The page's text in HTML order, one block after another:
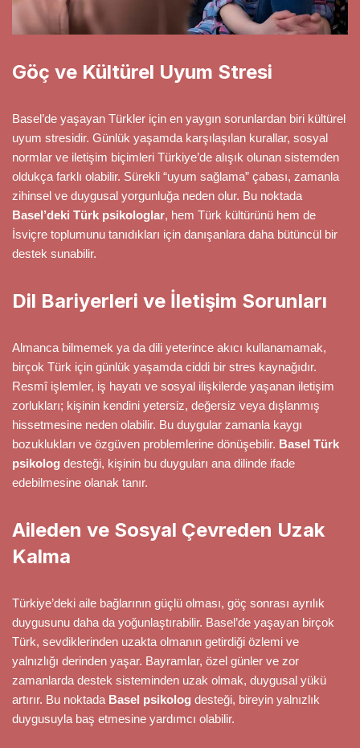
Göç ve Kültürel Uyum Stresi
Basel’de yaşayan Türkler için en yaygın sorunlardan biri kültürel
uyum stresidir. Günlük yaşamda karşılaşılan kurallar, sosyal
normlar ve iletişim biçimleri Türkiye’de alışık olunan sistemden
oldukça farklı olabilir. Sürekli “uyum sağlama” çabası, zamanla
zihinsel ve duygusal yorgunluğa neden olur. Bu noktada
Basel’deki Türk psikologlar, hem Türk kültürünü hem de
İsviçre toplumunu tanıdıkları için danışanlara daha bütüncül bir
destek sunabilir.
Dil Bariyerleri ve İletişim Sorunları
Almanca bilmemek ya da dili yeterince akıcı kullanamamak,
birçok Türk için günlük yaşamda ciddi bir stres kaynağıdır.
Resmî işlemler, iş hayatı ve sosyal ilişkilerde yaşanan iletişim
zorlukları; kişinin kendini yetersiz, değersiz veya dışlanmış
hissetmesine neden olabilir. Bu duygular zamanla kaygı
bozuklukları ve özgüven problemlerine dönüşebilir. Basel Türk
psikolog desteği, kişinin bu duyguları ana dilinde ifade
edebilmesine olanak tanır.
Aileden ve Sosyal Çevreden Uzak
Kalma
Türkiye’deki aile bağlarının güçlü olması, göç sonrası ayrılık
duygusunu daha da yoğunlaştırabilir. Basel’de yaşayan birçok
Türk, sevdiklerinden uzakta olmanın getirdiği özlemi ve
yalnızlığı derinden yaşar. Bayramlar, özel günler ve zor
zamanlarda destek sisteminden uzak olmak, duygusal yükü
artırır. Bu noktada Basel psikolog desteği, bireyin yalnızlık
duygusuyla baş etmesine yardımcı olabilir.